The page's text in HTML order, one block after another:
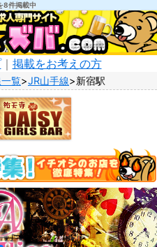
8件掲載中
｜ 掲載をお考えの方
覧 JR山手線 新宿駅